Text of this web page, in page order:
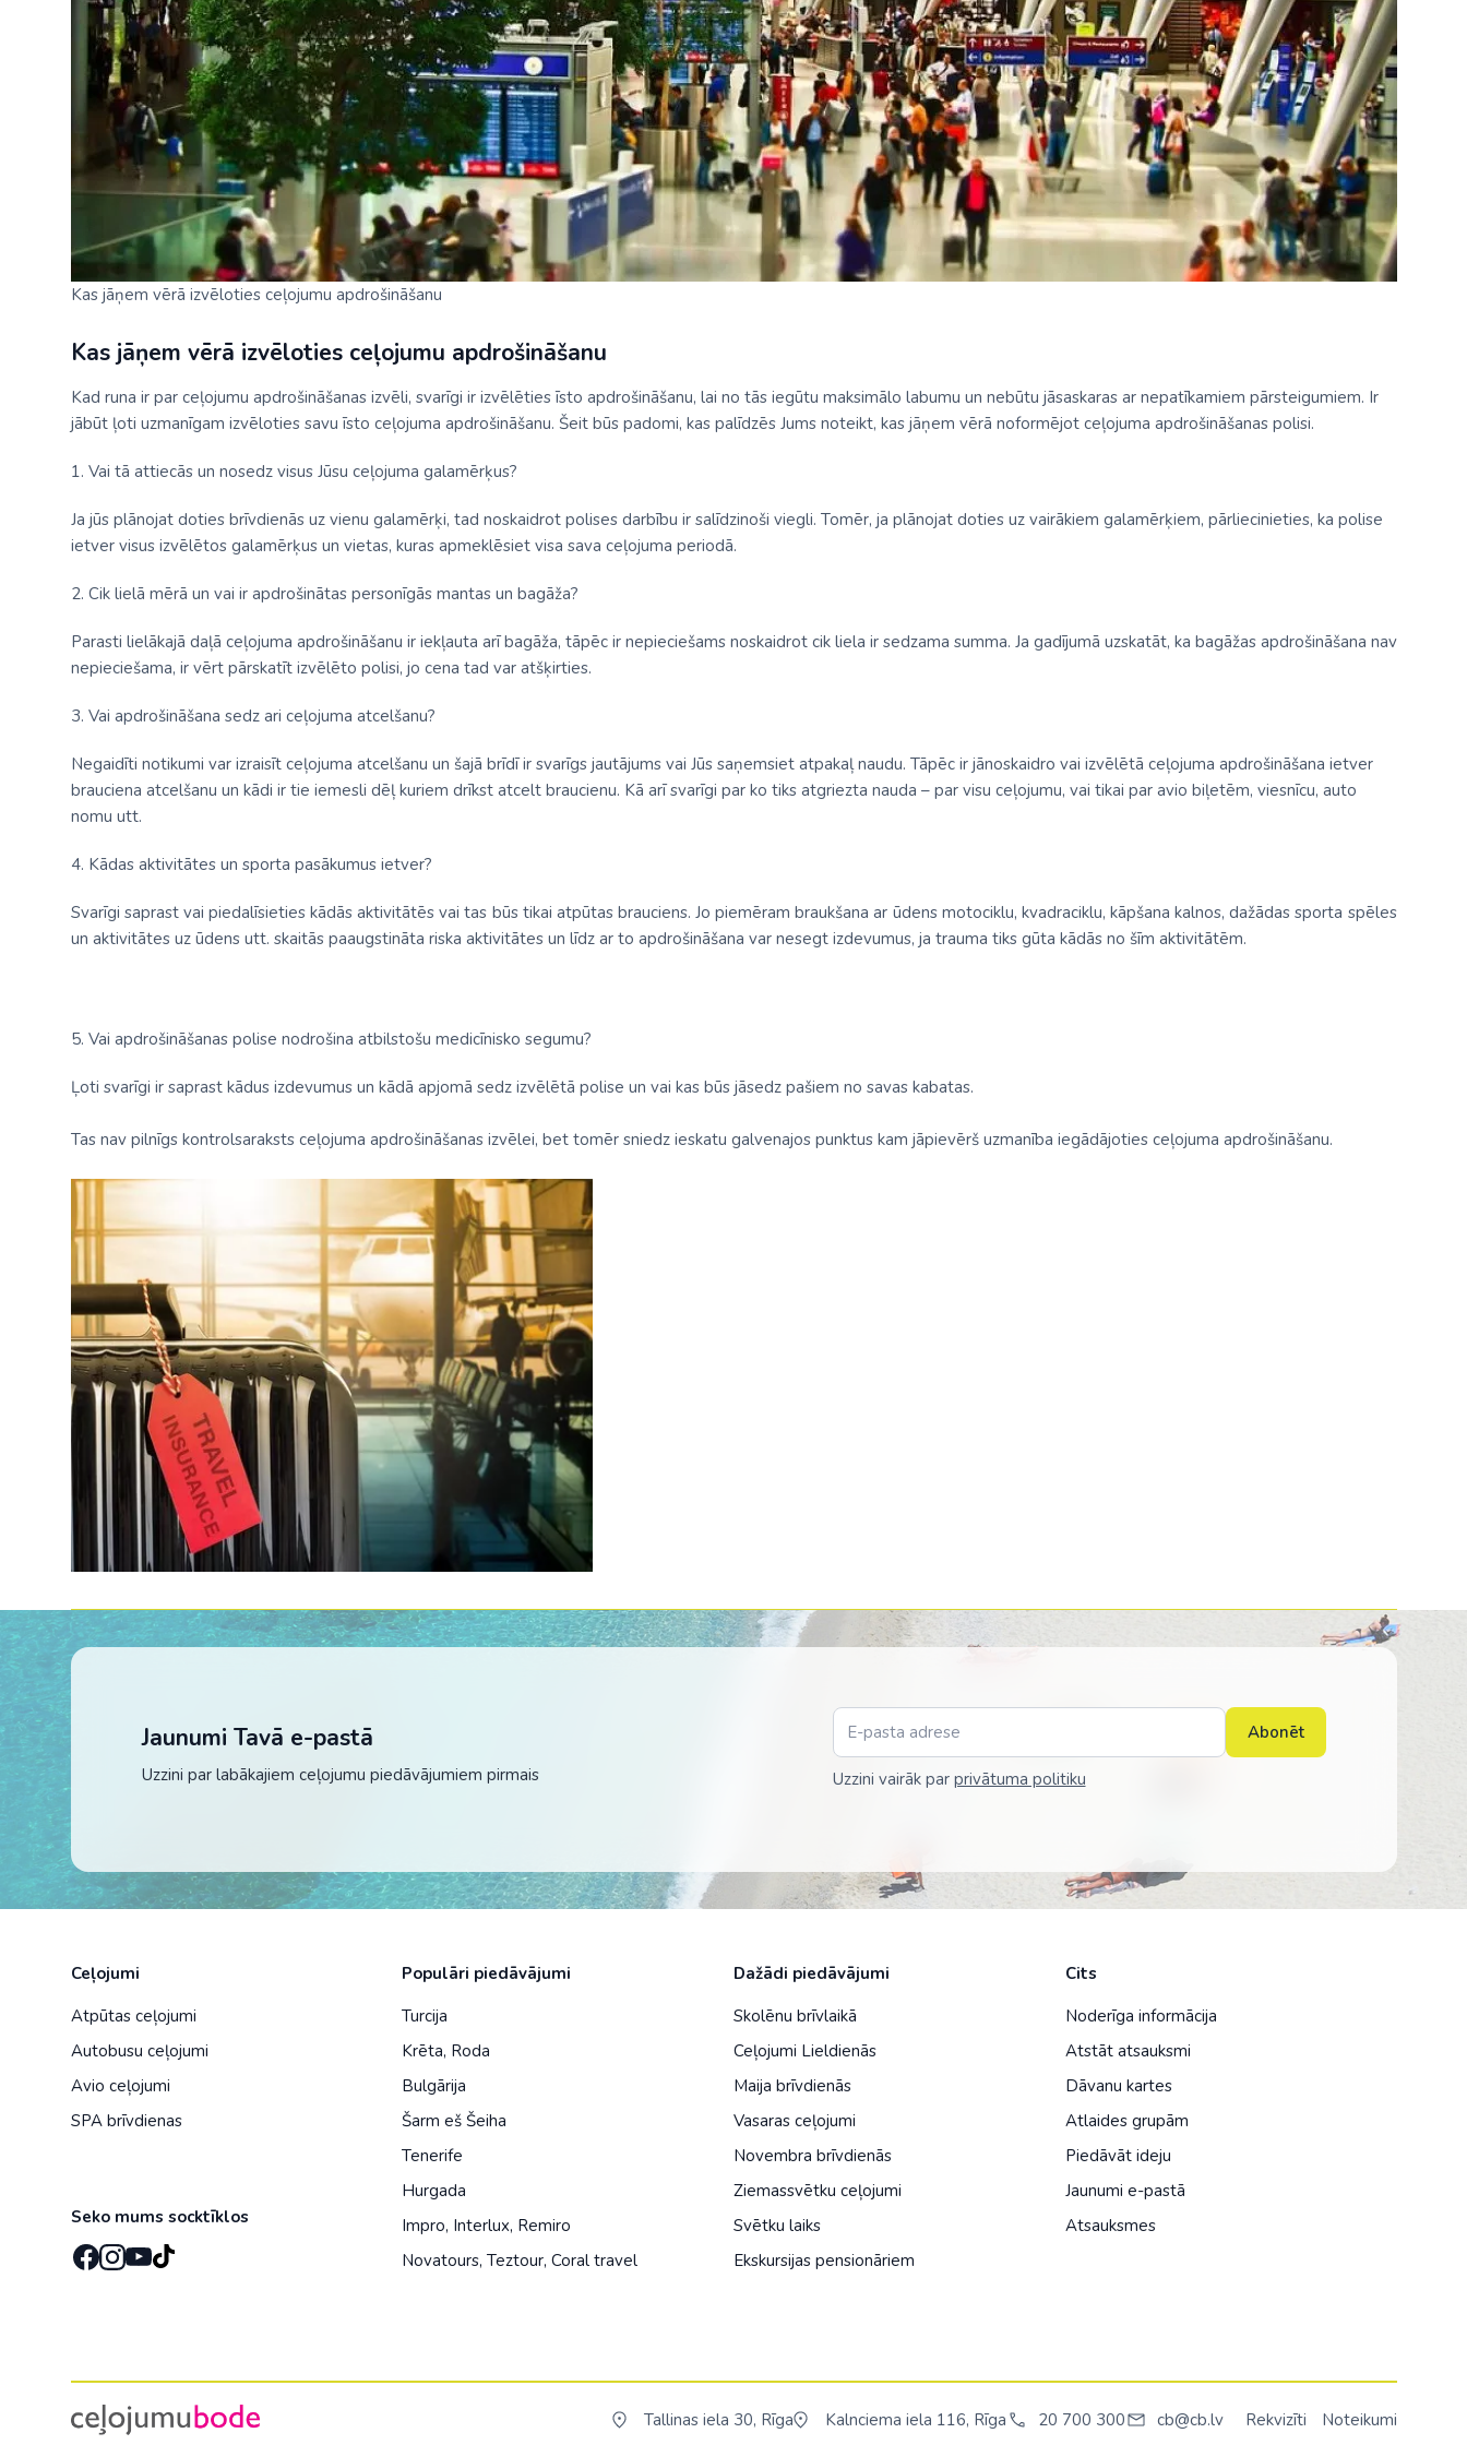
Grieķija: Roda
Gruzija: Batumi
Itālija: Kalabrija
Itālija: Sardīnija
Itālija: Sicīlija
Kipra
Madeira
Spānija: Barselona
Spānija: Malaga
Spānija: Maljorka
Tenerife
TURCIJA
Turcija PREMIUM
Turcija: Bodruma
No Viļņas: Hurgada
No Viļņas: Šarm el Šeiha
Tunisija
Zanzibāra (pārsēš. Stambulā)
Dānija
Francija
Grieķija
Gruzija
Horvātija
Islande
Itālija
Monako
Portugāle
Rumānija
Somija
Spānija
Šveice
Turcija
Kenija
Maroka
Seišelu salas
Senegāla
Dienvidkoreja
Filipīnas
Indija
Indonēzija
Japāna
Jaunzēlande
Ķīna
Saūda Arābija
Tadžikistāna
Kolumbija
Kostarika
Meksika
Panama
Horvātija Norvēģija Šveice
Igaunija Polija Turcija
Palīdzība ārkārtas situācijās
BALTA ceļojumu apdrošināšana
Anketas vīzu noformēšanai
Lidojumu atcelšana un kavēšanās
Auto noma
Kas jāņem vērā izvēloties ceļojumu apdrošināšanu
Kas jāņem vērā izvēloties ceļojumu apdrošināšanu
Kad runa ir par ceļojumu apdrošināšanas izvēli, svarīgi ir izvēlēties īsto apdrošināšanu, lai no tās iegūtu maksimālo labumu un nebūtu jāsaskaras ar nepatīkamiem pārsteigumiem. Ir
jābūt ļoti uzmanīgam izvēloties savu īsto ceļojuma apdrošināšanu. Šeit būs padomi, kas palīdzēs Jums noteikt, kas jāņem vērā noformējot ceļojuma apdrošināšanas polisi.
1. Vai tā attiecās un nosedz visus Jūsu ceļojuma galamērķus?
Ja jūs plānojat doties brīvdienās uz vienu galamērķi, tad noskaidrot polises darbību ir salīdzinoši viegli. Tomēr, ja plānojat doties uz vairākiem galamērķiem, pārliecinieties, ka polise
ietver visus izvēlētos galamērķus un vietas, kuras apmeklēsiet visa sava ceļojuma periodā.
2. Cik lielā mērā un vai ir apdrošinātas personīgās mantas un bagāža?
Parasti lielākajā daļā ceļojuma apdrošināšanu ir iekļauta arī bagāža, tāpēc ir nepieciešams noskaidrot cik liela ir sedzama summa. Ja gadījumā uzskatāt, ka bagāžas apdrošināšana nav
nepieciešama, ir vērt pārskatīt izvēlēto polisi, jo cena tad var atšķirties.
3. Vai apdrošināšana sedz ari ceļojuma atcelšanu?
Negaidīti notikumi var izraisīt ceļojuma atcelšanu un šajā brīdī ir svarīgs jautājums vai Jūs saņemsiet atpakaļ naudu. Tāpēc ir jānoskaidro vai izvēlētā ceļojuma apdrošināšana ietver
brauciena atcelšanu un kādi ir tie iemesli dēļ kuriem drīkst atcelt braucienu. Kā arī svarīgi par ko tiks atgriezta nauda – par visu ceļojumu, vai tikai par avio biļetēm, viesnīcu, auto
nomu utt.
4. Kādas aktivitātes un sporta pasākumus ietver?
Svarīgi saprast vai piedalīsieties kādās aktivitātēs vai tas būs tikai atpūtas brauciens. Jo piemēram braukšana ar ūdens motociklu, kvadraciklu, kāpšana kalnos, dažādas sporta spēles
un aktivitātes uz ūdens utt. skaitās paaugstināta riska aktivitātes un līdz ar to apdrošināšana var nesegt izdevumus, ja trauma tiks gūta kādās no šīm aktivitātēm.
5. Vai apdrošināšanas polise nodrošina atbilstošu medicīnisko segumu?
Ļoti svarīgi ir saprast kādus izdevumus un kādā apjomā sedz izvēlētā polise un vai kas būs jāsedz pašiem no savas kabatas.
Tas nav pilnīgs kontrolsaraksts ceļojuma apdrošināšanas izvēlei, bet tomēr sniedz ieskatu galvenajos punktus kam jāpievērš uzmanība iegādājoties ceļojuma apdrošināšanu.
Jaunumi Tavā e-pastā
Uzzini par labākajiem ceļojumu piedāvājumiem pirmais Uzzini vairāk par privātuma politiku
Abonēt
Ceļojumi
Atpūtas ceļojumi
Autobusu ceļojumi
Avio ceļojumi
SPA brīvdienas
Seko mums socktīklos
Populāri piedāvājumi
Turcija
Krēta, Roda
Bulgārija
Šarm eš Šeiha
Tenerife
Hurgada
Impro, Interlux, Remiro
Novatours,Teztour,Coral travel
Dažādi piedāvājumi
Skolēnu brīvlaikā
Ceļojumi Lieldienās
Maija brīvdienās
Vasaras ceļojumi
Novembra brīvdienās
Ziemassvētku ceļojumi
Svētku laiks
Ekskursijas pensionāriem
Cits
Noderīga informācija
Atstāt atsauksmi
Dāvanu kartes
Atlaides grupām
Piedāvāt ideju
Jaunumi e-pastā
Atsauksmes
Tallinas iela 30, Rīga Kalnciema iela 116, Rīga 20 700 300 cb@cb.lv Rekvizīti Noteikumi